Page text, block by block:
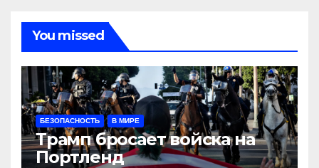
You missed
БЕЗОПАСНОСТЬ В МИРЕ
Трамп бросает войска на
Портленд